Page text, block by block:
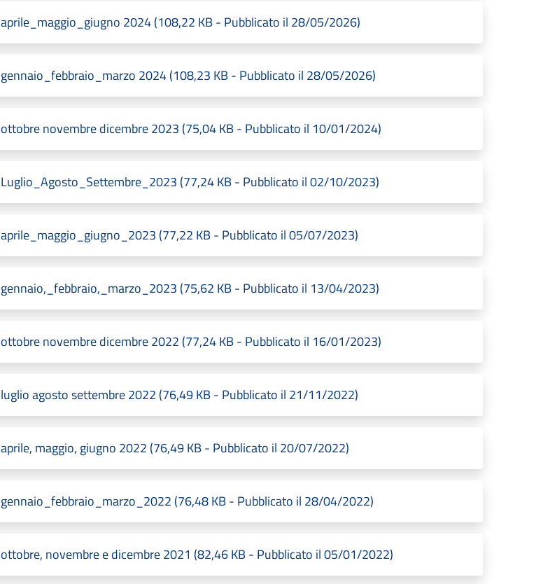
aprile_maggio_giugno 2024 (108,22 KB - Pubblicato il 28/05/2026)
gennaio_febbraio_marzo 2024 (108,23 KB - Pubblicato il 28/05/2026)
ottobre novembre dicembre 2023 (75,04 KB - Pubblicato il 10/01/2024)
Luglio_Agosto_Settembre_2023 (77,24 KB - Pubblicato il 02/10/2023)
aprile_maggio_giugno_2023 (77,22 KB - Pubblicato il 05/07/2023)
gennaio,_febbraio,_marzo_2023 (75,62 KB - Pubblicato il 13/04/2023)
ottobre novembre dicembre 2022 (77,24 KB - Pubblicato il 16/01/2023)
luglio agosto settembre 2022 (76,49 KB - Pubblicato il 21/11/2022)
aprile, maggio, giugno 2022 (76,49 KB - Pubblicato il 20/07/2022)
gennaio_febbraio_marzo_2022 (76,48 KB - Pubblicato il 28/04/2022)
ottobre, novembre e dicembre 2021 (82,46 KB - Pubblicato il 05/01/2022)